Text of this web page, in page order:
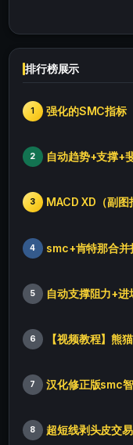
排行榜展示
1 强化的SMC指标
2 自动趋势+支撑+
3 MACD XD（副图
4 smc+肯特那合并
5 自动支撑阻力+进
6 【视频教程】熊
7 汉化修正版smc
8 超短线剥头皮交